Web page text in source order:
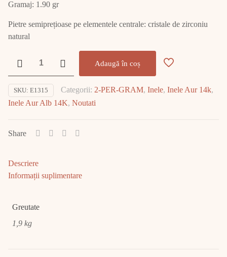
Gramaj: 1.90 gr
Pietre semiprețioase pe elementele centrale: cristale de zirconiu
natural
Inel
Galben
14K
E1315
Adaugă în coș
SKU: E1315 Categorii: 2-PER-GRAM, Inele, Inele Aur 14k,
Inele Aur Alb 14K, Noutati
Share
Descriere
Informații suplimentare
Greutate
1,9 kg